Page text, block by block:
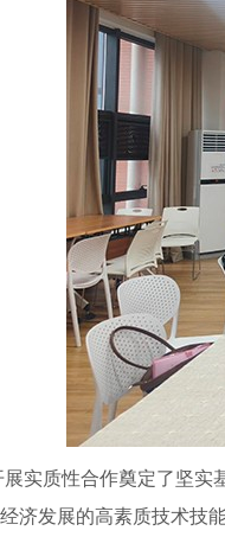
实质性合作奠定了坚实
济发展的高素质技术技